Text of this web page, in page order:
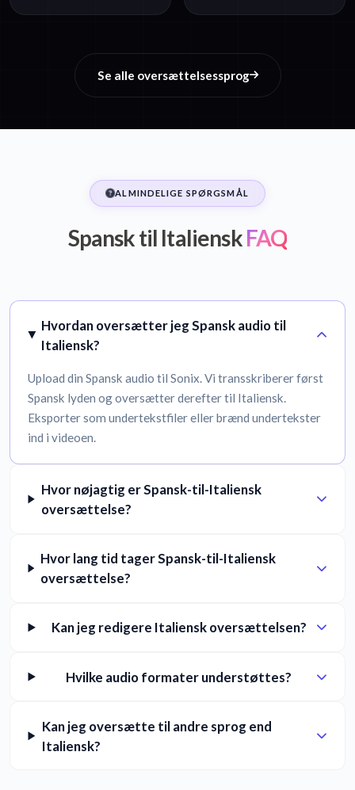
Se alle oversættelsessprog
ALMINDELIGE SPØRGSMÅL
Spansk til ItalienskFAQ
Hvordan oversætter jeg Spansk audio til
Italiensk?
Upload din Spansk audio til Sonix. Vi transskriberer først
Spansk lyden og oversætter derefter til Italiensk.
Eksporter som undertekstfiler eller brænd undertekster
ind i videoen.
Hvor nøjagtig er Spansk-til-Italiensk
oversættelse?
Hvor lang tid tager Spansk-til-Italiensk
oversættelse?
Kan jeg redigere Italiensk oversættelsen?
Hvilke audio formater understøttes?
Kan jeg oversætte til andre sprog end
Italiensk?